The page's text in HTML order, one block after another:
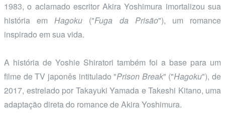
1983, o aclamado escritor Akira Yoshimura imortalizou sua
história emHagoku ("Fuga da Prisão"), um romance
inspirado em sua vida.
A história de Yoshie Shiratori também foi a base para um
filme de TV japonês intitulado "Prison Break" ("Hagoku"), de
2017, estrelado por Takayuki Yamada e Takeshi Kitano, uma
adaptação direta do romance de Akira Yoshimura.